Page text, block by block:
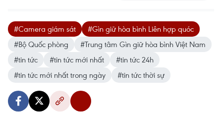
#Camera giám sát
#Gìn giữ hòa bình Liên hợp quóc
#Bộ Quốc phòng
#Trung tâm Gìn giữ hòa bình Việt Nam
#tin tức
#tin tức mới nhất
#tin tức 24h
#tin tức mới nhất trong ngày
#tin tức thời sự